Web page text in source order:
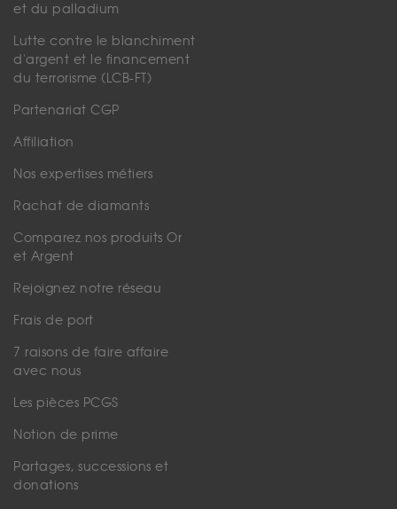
et du palladium
Lutte contre le blanchiment
d'argent et le financement
du terrorisme (LCB-FT)
Partenariat CGP
Affiliation
Nos expertises métiers
Rachat de diamants
Comparez nos produits Or
et Argent
Rejoignez notre réseau
Frais de port
7 raisons de faire affaire
avec nous
Les pièces PCGS
Notion de prime
Partages, successions et
donations